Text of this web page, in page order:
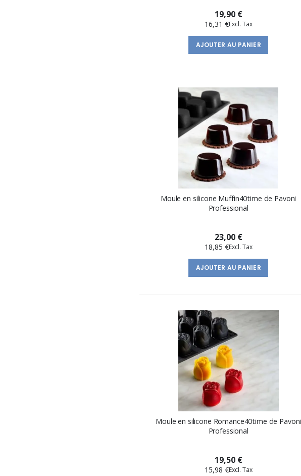
19,90 €
16,31 €
AJOUTER AU PANIER
Moule en silicone Muffin40time de Pavoni
Professional
23,00 €
18,85 €
AJOUTER AU PANIER
Moule en silicone Romance40time de Pavoni
Professional
19,50 €
15,98 €